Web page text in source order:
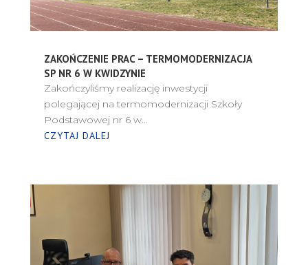
ZAKOŃCZENIE PRAC – TERMOMODERNIZACJA
SP NR 6 W KWIDZYNIE
Zakończyliśmy realizację inwestycji
polegającej na termomodernizacji Szkoły
Podstawowej nr 6 w...
CZYTAJ DALEJ